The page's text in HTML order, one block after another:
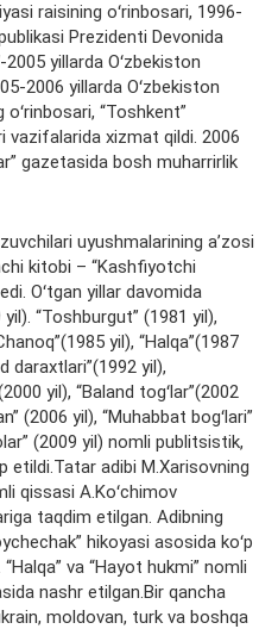
raisining oʻrinbosari, 1996-
Prezidenti Devonida
yillarda Oʻzbekiston
2006 yillarda Oʻzbekiston
“Toshkent”
vazifalarida xizmat qildi. 2006
gazetasida bosh muharrirlik
uyushmalarining aʼzosi
kitobi – “Kashfiyotchi
Oʻtgan yillar davomida
“Toshburgut” (1981 yil),
yil), “Halqa”(1987
daraxtlari”(1992 yil),
yil), “Baland togʻlar”(2002
(2006 yil), “Muhabbat bogʻlari”
(2009 yil) nomli publitsistik,
etildi.Tatar adibi M.Xarisovning
qissasi A.Koʻchimov
taqdim etilgan. Adibning
hikoyasi asosida koʻp
va “Hayot hukmi” nomli
nashr etilgan.Bir qancha
moldovan, turk va boshqa